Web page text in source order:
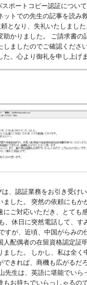
ポートコピー認証につい
ットでの先生の記事を読み
頼となり、失礼いたしまし
助かりました。 ご請求書の
しましたのでご確認くださ
。心より御礼を申し上げま
は、認証業務をお引き受け
ました。 突然の依頼にもか
にご対応いただき、とても
、休日に突然電話して、す
すが、近頃、中国がらみの
人配偶者の在留資格認定証
ました。 しかし、私は全く
できれば、商機も広がるだ
先生は、英語に堪能でいら
もお持ちでいらっしゃるの